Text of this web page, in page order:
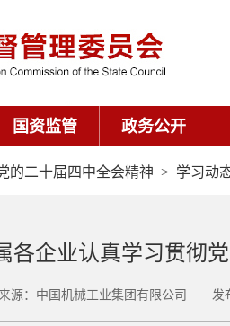
国资监管 政务公开
的二十届四中全会精神 > 学习动
各企业认真学习贯彻
源：中国机械工业集团有限公司 发